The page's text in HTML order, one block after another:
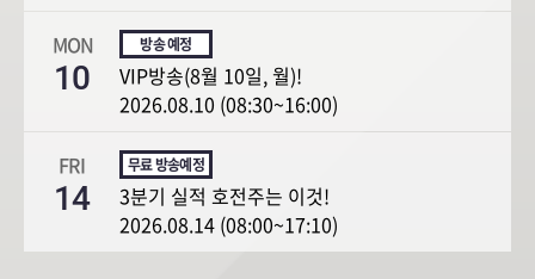
MON
10
VIP방송(8월 10일, 월)!
2026.08.10 (08:30~16:00)
FRI
14
3분기 실적 호전주는 이것!
2026.08.14 (08:00~17:10)